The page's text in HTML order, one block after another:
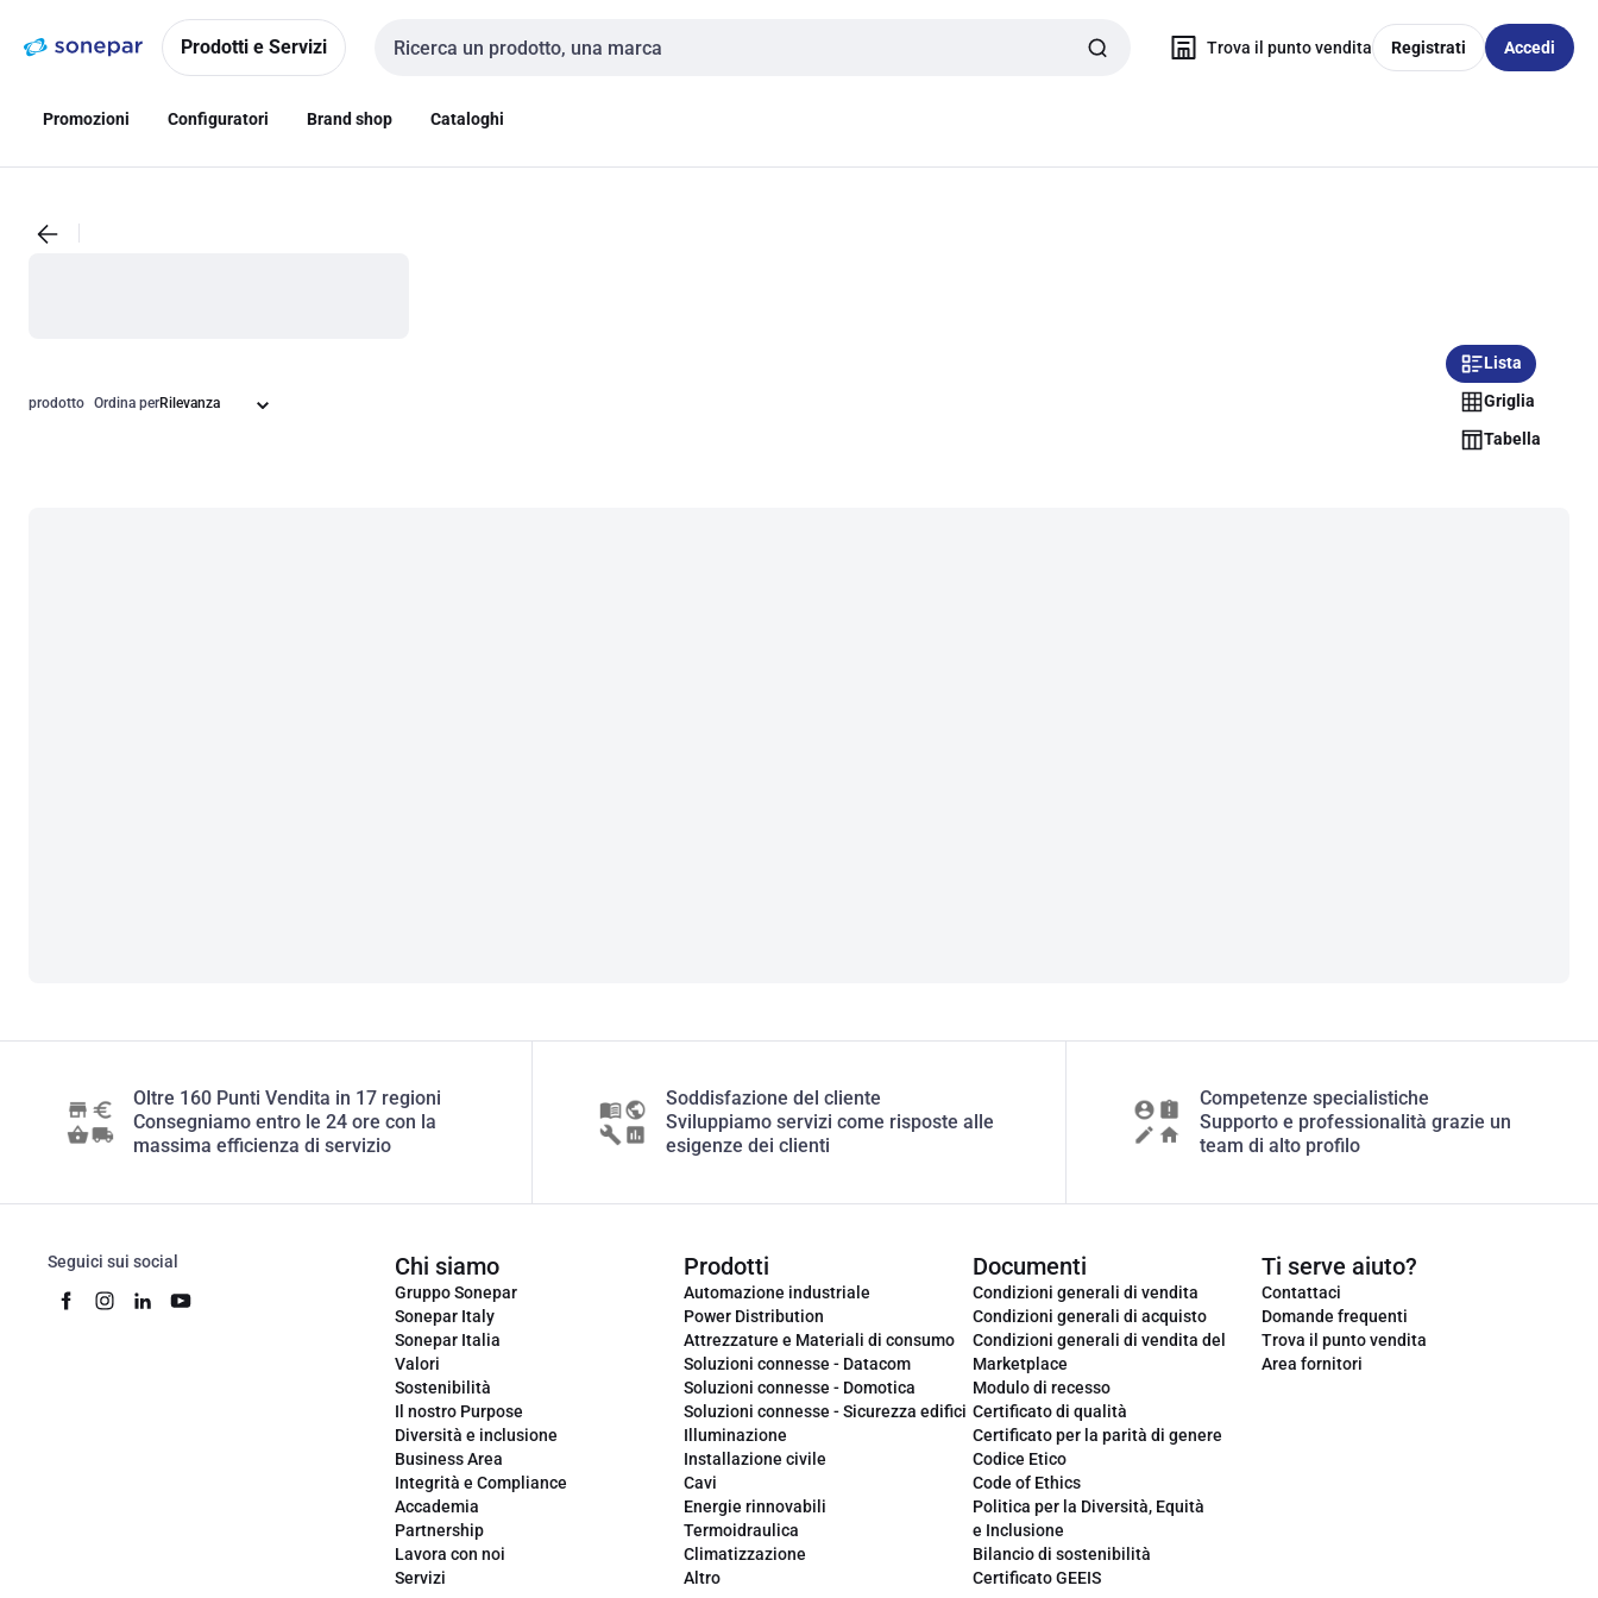
navigazionealla
Prodotti e Servizi
Cerca input
Trova il punto vendita Registrati Accedi
Promozioni Configuratori Brand shop Cataloghi
prodotto Ordina per
Lista
Griglia
Tabella
Oltre 160 Punti Vendita in 17 regioni
Consegniamo entro le 24 ore con la
massima efficienza di servizio
Soddisfazione del cliente
Sviluppiamo servizi come risposte alle
esigenze dei clienti
Competenze specialistiche
Supporto e professionalità grazie un
team di alto profilo
Seguici sui social Chi siamo
Gruppo Sonepar
Sonepar Italy
Sonepar Italia
Valori
Sostenibilità
Il nostro Purpose
Diversità e inclusione
Business Area
Integrità e Compliance
Accademia
Partnership
Lavora con noi
Servizi
Prodotti
Automazione industriale
Power Distribution
Attrezzature e Materiali di consumo
Soluzioni connesse - Datacom
Soluzioni connesse - Domotica
Soluzioni connesse - Sicurezza edifici
Illuminazione
Installazione civile
Cavi
Energie rinnovabili
Termoidraulica
Climatizzazione
Altro
Documenti
Condizioni generali di vendita
Condizioni generali di acquisto
Condizioni generali di vendita del
Marketplace
Modulo di recesso
Certificato di qualità
Certificato per la parità di genere
Codice Etico
Code of Ethics
Politica per la Diversità, Equità
e Inclusione
Bilancio di sostenibilità
Certificato GEEIS
Ti serve aiuto?
Contattaci
Domande frequenti
Trova il punto vendita
Area fornitori